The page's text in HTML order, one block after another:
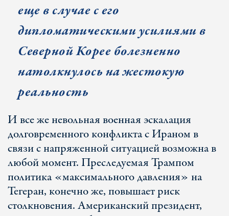
еще в случае с его
дипломатическими усилиями в
Северной Корее болезненно
натолкнулось на жестокую
реальность
И все же невольная военная эскалация
долговременного конфликта с Ираном в
связи с напряженной ситуацией возможна в
любой момент. Преследуемая Трампом
политика «максимального давления» на
Тегеран, конечно же, повышает риск
столкновения. Американский президент,